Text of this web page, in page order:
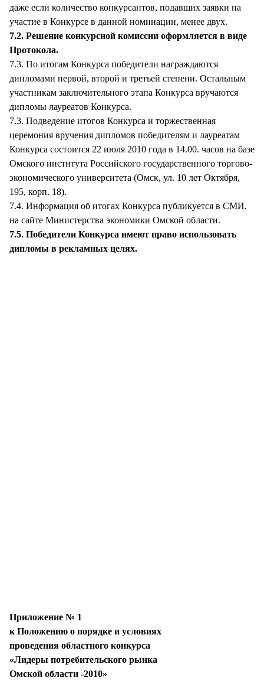
даже если количество конкурсантов, подавших заявки на
участие в Конкурсе в данной номинации, менее двух.
7.2. Решение конкурсной комиссии оформляется в виде
Протокола.
7.3. По итогам Конкурса победители награждаются
дипломами первой, второй и третьей степени. Остальным
участникам заключительного этапа Конкурса вручаются
дипломы лауреатов Конкурса.
7.3. Подведение итогов Конкурса и торжественная
церемония вручения дипломов победителям и лауреатам
Конкурса состоится 22 июля 2010 года в 14.00. часов на базе
Омского института Российского государственного торгово-
экономического университета (Омск, ул. 10 лет Октября,
195, корп. 18).
7.4. Информация об итогах Конкурса публикуется в СМИ,
на сайте Министерства экономики Омской области.
7.5. Победители Конкурса имеют право использовать
дипломы в рекламных целях.
Приложение № 1
к Положению о порядке и условиях
проведения областного конкурса
«Лидеры потребительского рынка
Омской области -2010»